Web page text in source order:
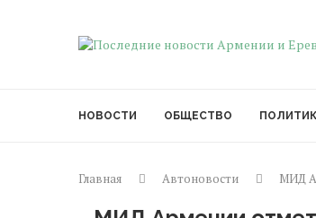
НОВОСТИ ОБЩЕСТВО
Главная Автоновости МИД